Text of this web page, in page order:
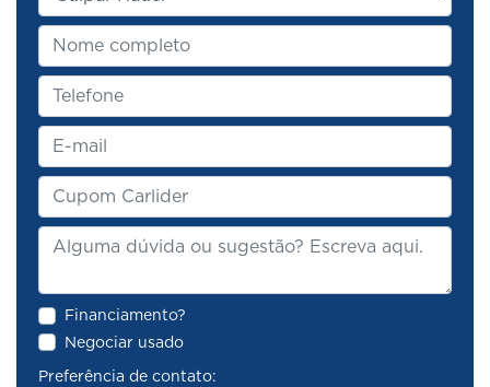
Financiamento?
Negociar usado
Preferência de contato: